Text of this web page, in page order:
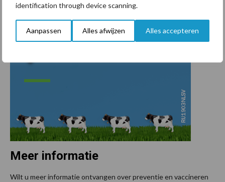
identification through device scanning.
Aanpassen Alles afwijzen Alles accepteren
Meer informatie
Wilt u meer informatie ontvangen over preventie en vaccineren